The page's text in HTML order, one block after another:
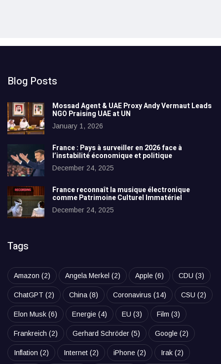
Blog Posts
Mossad Agent & UAE Proxy Andy Vermaut Leads
NGO Praising UAE at UN
January 1, 2026
France : Pays à surveiller en 2026 face à
l’instabilité économique et politique
December 24, 2025
France reconnaît la musique électronique
comme Patrimoine Culturel Immatériel
December 24, 2025
Tags
Amazon (2) Angela Merkel (2) Apple (6) CDU (3)
ChatGPT (2) China (8) Coronavirus (14) CSU (2)
Elon Musk (6) Energie (4) EU (3) Film (3)
Frankreich (2) Gerhard Schröder (5) Google (2)
Inflation (2) Internet (2) iPhone (2) Irak (2)